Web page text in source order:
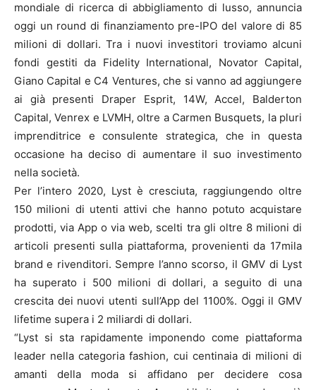
mondiale di ricerca di abbigliamento di lusso, annuncia
oggi un round di finanziamento pre-IPO del valore di 85
milioni di dollari. Tra i nuovi investitori troviamo alcuni
fondi gestiti da Fidelity International, Novator Capital,
Giano Capital e C4 Ventures, che si vanno ad aggiungere
ai già presenti Draper Esprit, 14W, Accel, Balderton
Capital, Venrex e LVMH, oltre a Carmen Busquets, la pluri
imprenditrice e consulente strategica, che in questa
occasione ha deciso di aumentare il suo investimento
nella società.
Per l’intero 2020, Lyst è cresciuta, raggiungendo oltre
150 milioni di utenti attivi che hanno potuto acquistare
prodotti, via App o via web, scelti tra gli oltre 8 milioni di
articoli presenti sulla piattaforma, provenienti da 17mila
brand e rivenditori. Sempre l’anno scorso, il GMV di Lyst
ha superato i 500 milioni di dollari, a seguito di una
crescita dei nuovi utenti sull’App del 1100%. Oggi il GMV
lifetime supera i 2 miliardi di dollari.
“Lyst si sta rapidamente imponendo come piattaforma
leader nella categoria fashion, cui centinaia di milioni di
amanti della moda si affidano per decidere cosa